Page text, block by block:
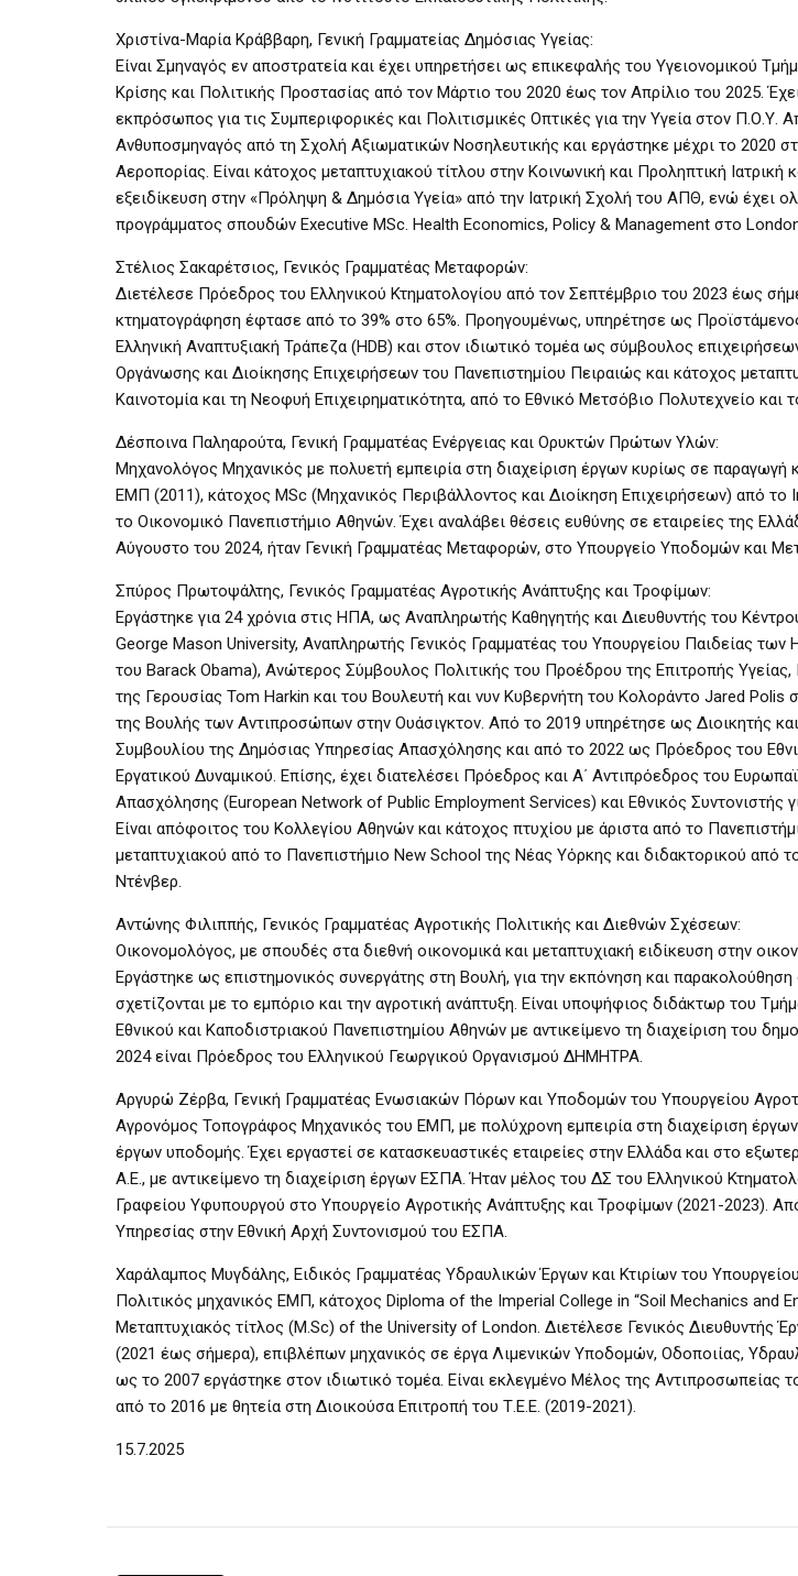
Χριστίνα-Μαρία Κράββαρη, Γενική Γραμματείας Δημόσιας Υγείας:
Είναι Σμηναγός εν αποστρατεία και έχει υπηρετήσει ως επικεφαλής του Υγειονομικού
Κρίσης και Πολιτικής Προστασίας από τον Μάρτιο του 2020 έως τον Απρίλιο του 2025.
εκπρόσωπος για τις Συμπεριφορικές και Πολιτισμικές Οπτικές για την Υγεία στον Π.Ο.Υ.
Ανθυποσμηναγός από τη Σχολή Αξιωματικών Νοσηλευτικής και εργάστηκε μέχρι το 2020
Αεροπορίας. Είναι κάτοχος μεταπτυχιακού τίτλου στην Κοινωνική και Προληπτική Ιατρική
εξειδίκευση στην «Πρόληψη & Δημόσια Υγεία» από την Ιατρική Σχολή του ΑΠΘ, ενώ έχει
προγράμματος σπουδών Executive MSc. Health Economics, Policy & Management στο
Στέλιος Σακαρέτσιος, Γενικός Γραμματέας Μεταφορών:
Διετέλεσε Πρόεδρος του Ελληνικού Κτηματολογίου από τον Σεπτέμβριο του 2023 έως
κτηματογράφηση έφτασε από το 39% στο 65%. Προηγουμένως, υπηρέτησε ως
Ελληνική Αναπτυξιακή Τράπεζα (HDB) και στον ιδιωτικό τομέα ως σύμβουλος
Οργάνωσης και Διοίκησης Επιχειρήσεων του Πανεπιστημίου Πειραιώς και κάτοχος
Καινοτομία και τη Νεοφυή Επιχειρηματικότητα, από το Εθνικό Μετσόβιο Πολυτεχνείο και
Δέσποινα Παληαρούτα, Γενική Γραμματέας Ενέργειας και Ορυκτών Πρώτων Υλών:
Μηχανολόγος Μηχανικός με πολυετή εμπειρία στη διαχείριση έργων κυρίως σε παραγωγή
ΕΜΠ (2011), κάτοχος MSc (Μηχανικός Περιβάλλοντος και Διοίκηση Επιχειρήσεων) από το
το Οικονομικό Πανεπιστήμιο Αθηνών. Έχει αναλάβει θέσεις ευθύνης σε εταιρείες της
Αύγουστο του 2024, ήταν Γενική Γραμματέας Μεταφορών, στο Υπουργείο Υποδομών και
Σπύρος Πρωτοψάλτης, Γενικός Γραμματέας Αγροτικής Ανάπτυξης και Τροφίμων:
Εργάστηκε για 24 χρόνια στις ΗΠΑ, ως Αναπληρωτής Καθηγητής και Διευθυντής του
George Mason University, Αναπληρωτής Γενικός Γραμματέας του Υπουργείου Παιδείας των
του Barack Obama), Ανώτερος Σύμβουλος Πολιτικής του Προέδρου της Επιτροπής Υγείας,
της Γερουσίας Tom Harkin και του Βουλευτή και νυν Κυβερνήτη του Κολοράντο Jared Polis
της Βουλής των Αντιπροσώπων στην Ουάσιγκτον. Από το 2019 υπηρέτησε ως Διοικητής
Συμβουλίου της Δημόσιας Υπηρεσίας Απασχόλησης και από το 2022 ως Πρόεδρος του
Εργατικού Δυναμικού. Επίσης, έχει διατελέσει Πρόεδρος και Α΄ Αντιπρόεδρος του
Απασχόλησης (European Network of Public Employment Services) και Εθνικός Συντονιστής
Είναι απόφοιτος του Κολλεγίου Αθηνών και κάτοχος πτυχίου με άριστα από το
μεταπτυχιακού από το Πανεπιστήμιο New School της Νέας Υόρκης και διδακτορικού από
Ντένβερ.
Αντώνης Φιλιππής, Γενικός Γραμματέας Αγροτικής Πολιτικής και Διεθνών Σχέσεων:
Οικονομολόγος, με σπουδές στα διεθνή οικονομικά και μεταπτυχιακή ειδίκευση στην
Εργάστηκε ως επιστημονικός συνεργάτης στη Βουλή, για την εκπόνηση και
σχετίζονται με το εμπόριο και την αγροτική ανάπτυξη. Είναι υποψήφιος διδάκτωρ του
Εθνικού και Καποδιστριακού Πανεπιστημίου Αθηνών με αντικείμενο τη διαχείριση του
2024 είναι Πρόεδρος του Ελληνικού Γεωργικού Οργανισμού ΔΗΜΗΤΡΑ.
Αργυρώ Ζέρβα, Γενική Γραμματέας Ενωσιακών Πόρων και Υποδομών του Υπουργείου
Αγρονόμος Τοπογράφος Μηχανικός του ΕΜΠ, με πολύχρονη εμπειρία στη διαχείριση
έργων υποδομής. Έχει εργαστεί σε κατασκευαστικές εταιρείες στην Ελλάδα και στο
Α.Ε., με αντικείμενο τη διαχείριση έργων ΕΣΠΑ. Ήταν μέλος του ΔΣ του Ελληνικού
Γραφείου Υφυπουργού στο Υπουργείο Αγροτικής Ανάπτυξης και Τροφίμων (2021-2023). Από
Υπηρεσίας στην Εθνική Αρχή Συντονισμού του ΕΣΠΑ.
Χαράλαμπος Μυγδάλης, Ειδικός Γραμματέας Υδραυλικών Έργων και Κτιρίων του
Πολιτικός μηχανικός ΕΜΠ, κάτοχος Diploma of the Imperial College in “Soil Mechanics and
Μεταπτυχιακός τίτλος (M.Sc) of the University of London. Διετέλεσε Γενικός Διευθυντής
(2021 έως σήμερα), επιβλέπων μηχανικός σε έργα Λιμενικών Υποδομών, Οδοποιίας,
ως το 2007 εργάστηκε στον ιδιωτικό τομέα. Είναι εκλεγμένο Μέλος της Αντιπροσωπείας
από το 2016 με θητεία στη Διοικούσα Επιτροπή του Τ.Ε.Ε. (2019-2021).
15.7.2025